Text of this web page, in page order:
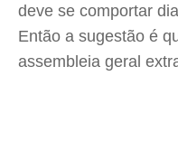
deve se comportar
Então a sugestão é
assembleia geral